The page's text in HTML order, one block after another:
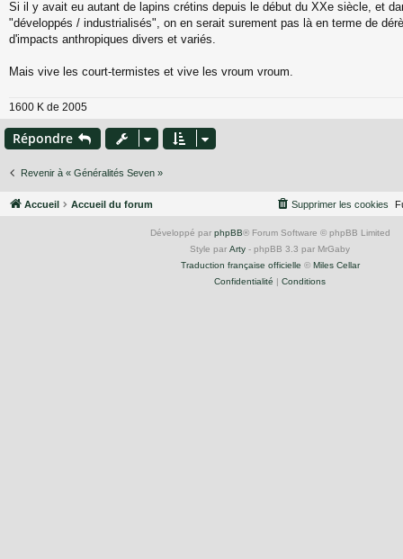
s
s
a
Si il y avait eu autant de lapins crétins depuis le début du XXe siècle, et
"développés / industrialisés", on en serait surement pas là en terme de
d'impacts anthropiques divers et variés.
Mais vive les court-termistes et vive les vroum vroum.
1600 K de 2005
Répondre
Revenir à « Généralités Seven »
Accueil Accueil du forum Supprimer les cookies
Développé par phpBB® Forum Software © phpBB Limited
Style par Arty - phpBB 3.3 par MrGaby
Traduction française officielle © Miles Cellar
Confidentialité
Conditions